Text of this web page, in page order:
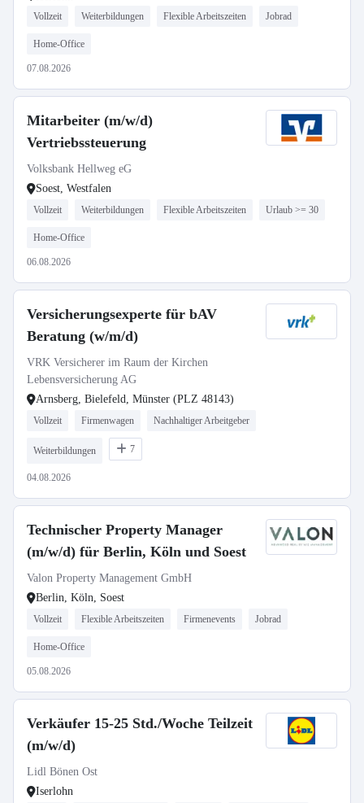
Vollzeit Weiterbildungen Flexible Arbeitszeiten Jobrad
Home-Office
07.08.2026
Mitarbeiter (m/w/d)
Vertriebssteuerung
Volksbank Hellweg eG
Soest, Westfalen
Vollzeit Weiterbildungen Flexible Arbeitszeiten Urlaub >= 30
Home-Office
06.08.2026
Versicherungsexperte für bAV
Beratung (w/m/d)
VRK Versicherer im Raum der Kirchen
Lebensversicherung AG
Arnsberg, Bielefeld, Münster (PLZ 48143)
Vollzeit Firmenwagen Nachhaltiger Arbeitgeber
Weiterbildungen 7
04.08.2026
Technischer Property Manager
(m/w/d) für Berlin, Köln und Soest
Valon Property Management GmbH
Berlin, Köln, Soest
Vollzeit Flexible Arbeitszeiten Firmenevents Jobrad
Home-Office
05.08.2026
Verkäufer 15-25 Std./Woche Teilzeit
(m/w/d)
Lidl Bönen Ost
Iserlohn